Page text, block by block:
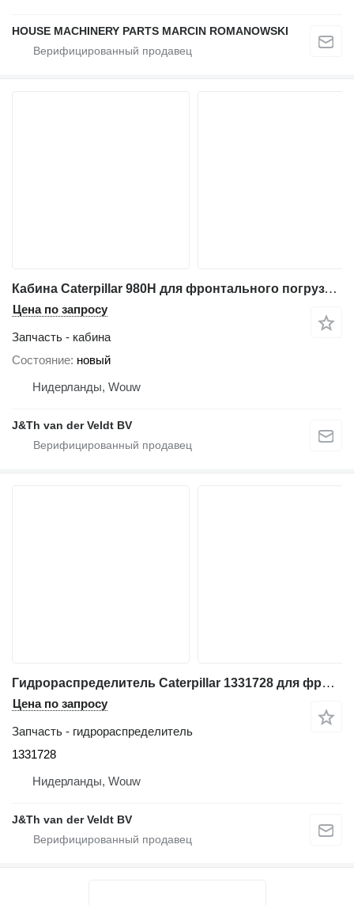
HOUSE MACHINERY PARTS MARCIN ROMANOWSKI
Кабина Caterpillar 980H для фронтального погрузчика Caterpillar 972G 966G
Цена по запросу
Запчасть - кабина
Состояние новый
Нидерланды, Wouw
J&Th van der Veldt BV
Гидрораспределитель Caterpillar 1331728 для фронтального погрузчика Caterpillar 972G 966G 972H 966H 972GII 966GII
Цена по запросу
Запчасть - гидрораспределитель
1331728
Нидерланды, Wouw
J&Th van der Veldt BV